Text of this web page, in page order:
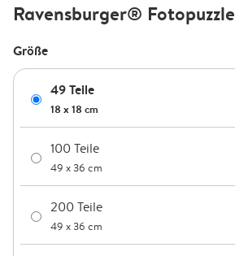
Ravensburger®️ Fotopuzzle
Größe
49 Teile
18 x 18 cm
100 Teile
49 x 36 cm
200 Teile
49 x 36 cm